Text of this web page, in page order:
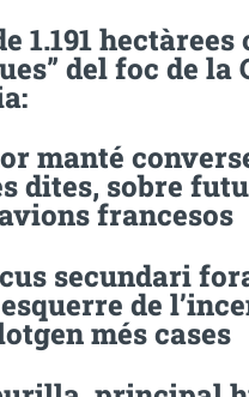
1.191
del foc de la
manté
dites, sobre
francesos
secundari
de
més cases